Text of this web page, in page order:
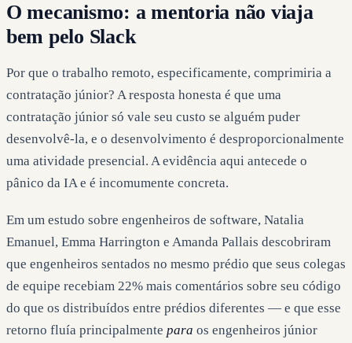
O mecanismo: a mentoria não viaja
bem pelo Slack
Por que o trabalho remoto, especificamente, comprimiria a
contratação júnior? A resposta honesta é que uma
contratação júnior só vale seu custo se alguém puder
desenvolvê-la, e o desenvolvimento é desproporcionalmente
uma atividade presencial. A evidência aqui antecede o
pânico da IA e é incomumente concreta.
Em um estudo sobre engenheiros de software, Natalia
Emanuel, Emma Harrington e Amanda Pallais descobriram
que engenheiros sentados no mesmo prédio que seus colegas
de equipe recebiam 22% mais comentários sobre seu código
do que os distribuídos entre prédios diferentes — e que esse
retorno fluía principalmente para os engenheiros júnior